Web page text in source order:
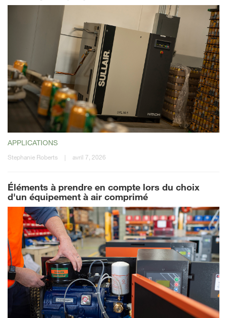
APPLICATIONS
Stephanie Roberts | avril 7, 2026
Éléments à prendre en compte lors du choix
d'un équipement à air comprimé